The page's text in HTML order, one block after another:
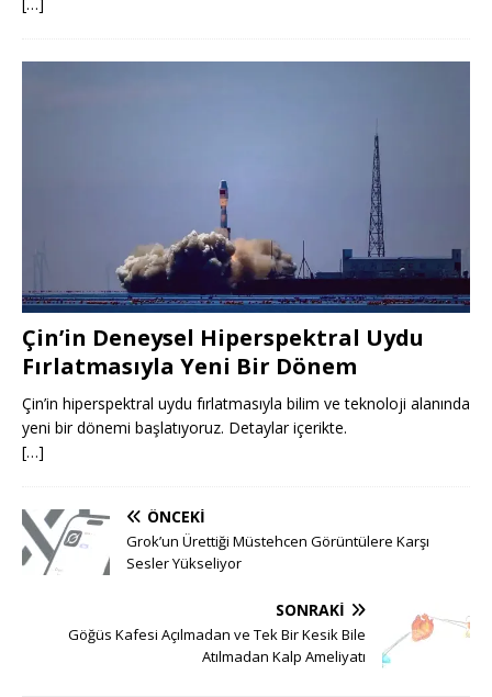
Çin’in Deneysel Hiperspektral Uydu
Fırlatmasıyla Yeni Bir Dönem
Çin’in hiperspektral uydu fırlatmasıyla bilim ve teknoloji alanında
yeni bir dönemi başlatıyoruz. Detaylar içerikte.
[…]
ÖNCEKI
Grok’un Ürettiği Müstehcen Görüntülere Karşı
Sesler Yükseliyor
SONRAKI
Göğüs Kafesi Açılmadan ve Tek Bir Kesik Bile
Atılmadan Kalp Ameliyatı